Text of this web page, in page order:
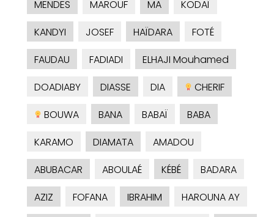
MENDES
MAROUF MA
KODAÏ
KANDYI
JOSEF HAÏDARA
FOTÉ
FAUDAU
FADIADI
ELHAJI Mouhamed
DOADIABY
DIASSE DIA
CHERIF
BOUWA
BANA BABAÏ
BABA
KARAMO
DIAMATA
AMADOU
ABUBACAR
ABOULAÉ KÉBÉ
BADARA
AZIZ
FOFANA IBRAHIM
HAROUNA AY